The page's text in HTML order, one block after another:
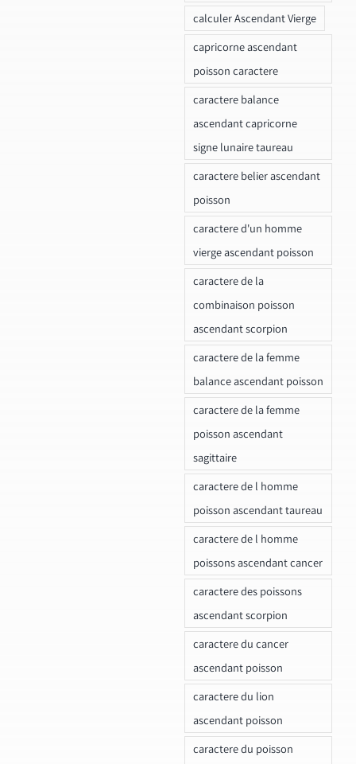
calculer Ascendant Vierge
capricorne ascendant
poisson caractere
caractere balance
ascendant capricorne
signe lunaire taureau
caractere belier ascendant
poisson
caractere d'un homme
vierge ascendant poisson
caractere de la
combinaison poisson
ascendant scorpion
caractere de la femme
balance ascendant poisson
caractere de la femme
poisson ascendant
sagittaire
caractere de l homme
poisson ascendant taureau
caractere de l homme
poissons ascendant cancer
caractere des poissons
ascendant scorpion
caractere du cancer
ascendant poisson
caractere du lion
ascendant poisson
caractere du poisson